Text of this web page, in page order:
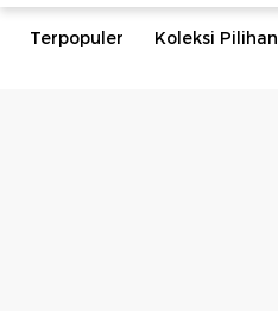
Terpopuler Koleksi Pilihan